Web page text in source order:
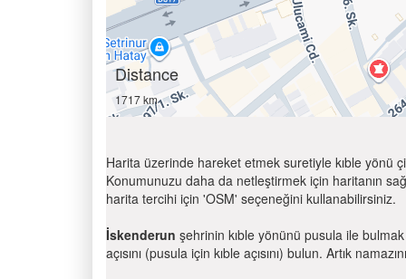
Distance
1717 km
Harita üzerinde hareket etmek suretiyle kıble yönü
Konumunuzu daha da netleştirmek için haritanın
harita tercihi için 'OSM' seçeneğini kullanabilirsiniz.
İskenderun şehrinin kıble yönünü pusula ile
açısını (pusula için kıble açısını) bulun. Artık